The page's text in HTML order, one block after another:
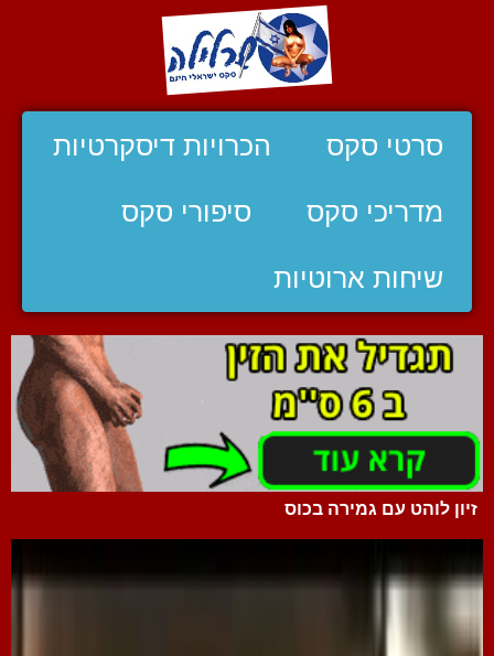
סרטי סקס הכרויות דיסקרטיות
מדריכי סקס סיפורי סקס
שיחות ארוטיות
זיון לוהט עם גמירה בכוס